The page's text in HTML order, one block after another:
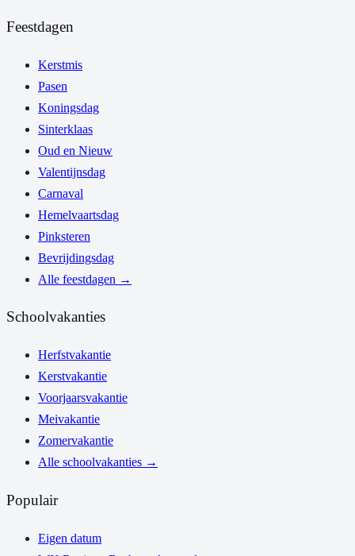
Feestdagen
Kerstmis
Pasen
Koningsdag
Sinterklaas
Oud en Nieuw
Valentijnsdag
Carnaval
Hemelvaartsdag
Pinksteren
Bevrijdingsdag
Alle feestdagen →
Schoolvakanties
Herfstvakantie
Kerstvakantie
Voorjaarsvakantie
Meivakantie
Zomervakantie
Alle schoolvakanties →
Populair
Eigen datum